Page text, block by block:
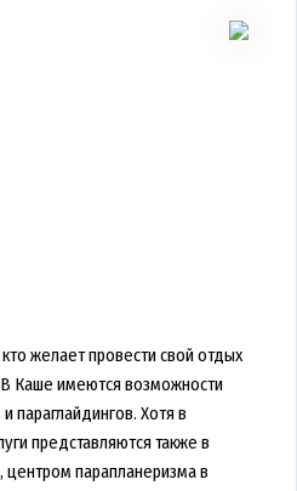
желает провести свой отдых
В Каше имеются возможности
параглайдингов. Хотя в
представляются также в
центром парапланеризма в